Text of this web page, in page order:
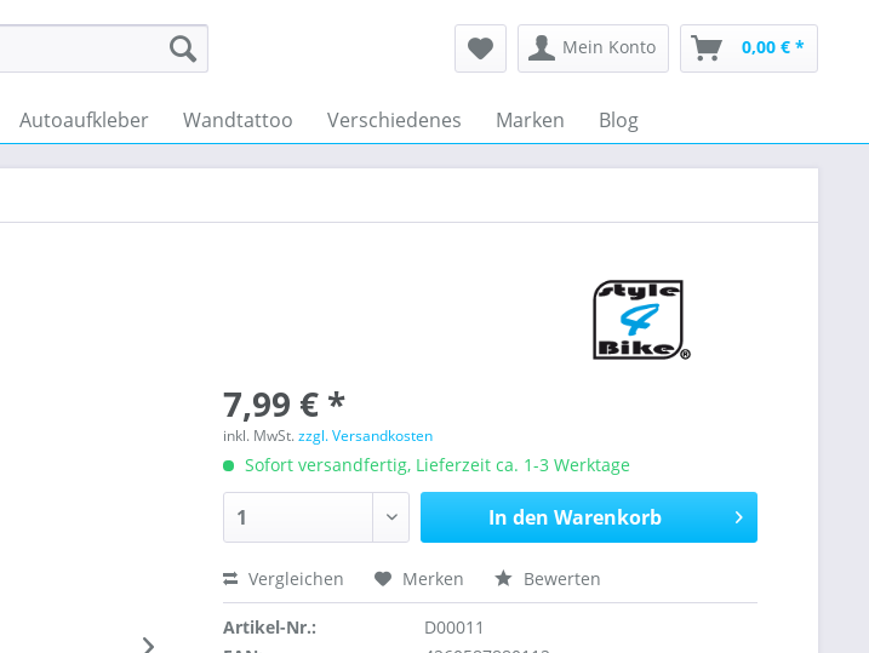
Mein Konto 0,00 € *
Autoaufkleber Wandtattoo Verschiedenes Marken Blog
7,99 € *
inkl. MwSt.zzgl. Versandkosten
Sofort versandfertig, Lieferzeit ca. 1-3 Werktage
In den Warenkorb
Vergleichen Merken Bewerten
Artikel-Nr.:
D00011